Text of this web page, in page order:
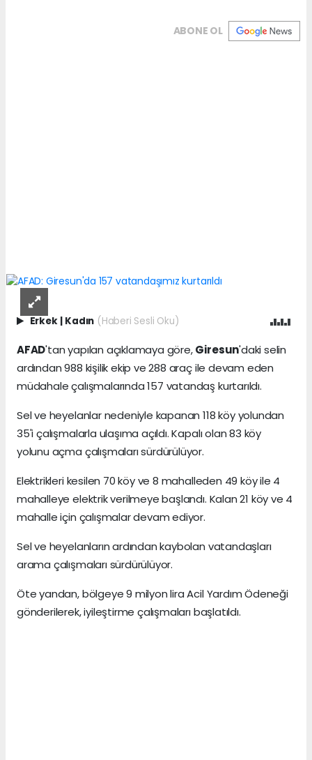
ABONE OL
Erkek Kadın (Haberi Sesli Oku)
AFAD'tan yapılan açıklamaya göre,Giresun'daki selin
ardından 988 kişilik ekip ve 288 araç ile devam eden
müdahale çalışmalarında 157 vatandaş kurtarıldı.
Sel ve heyelanlar nedeniyle kapanan 118 köy yolundan
35'i çalışmalarla ulaşıma açıldı. Kapalı olan 83 köy
yolunu açma çalışmaları sürdürülüyor.
Elektrikleri kesilen 70 köy ve 8 mahalleden 49 köy ile 4
mahalleye elektrik verilmeye başlandı. Kalan 21 köy ve 4
mahalle için çalışmalar devam ediyor.
Sel ve heyelanların ardından kaybolan vatandaşları
arama çalışmaları sürdürülüyor.
Öte yandan, bölgeye 9 milyon lira Acil Yardım Ödeneği
gönderilerek, iyileştirme çalışmaları başlatıldı.